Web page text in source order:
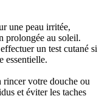
une peau irritée,
prolongée au soleil.
un test cutané si
essentielle.
votre douche ou
et éviter les taches